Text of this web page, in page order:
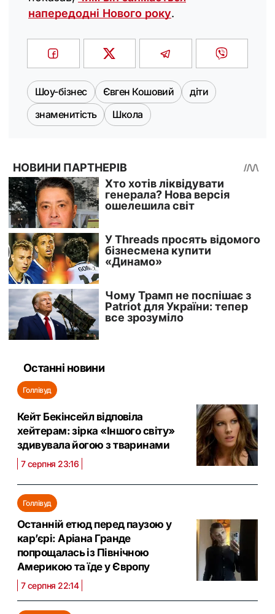
напередодні Нового року.
Шоу-бізнес Євген Кошовий
діти
знаменитість
Школа
Останні новини
Голлівуд
Кейт Бекінсейл відповіла
хейтерам: зірка «Іншого світу»
здивувала йогою з тваринами
7 серпня 23:16
Голлівуд
Останній етюд перед паузою у
кар’єрі: Аріана Гранде
попрощалась із Північною
Америкою та їде у Європу
7 серпня 22:14